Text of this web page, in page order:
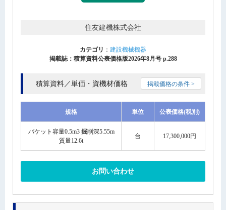
住友建機株式会社
カテゴリ ： 建設機械機器
掲載誌：積算資料公表価格版2026年8月号 p.288
積算資料／単価・資機材価格 掲載価格の条件 >
規格 単位 公表価格(税別)
バケット容量0.5m3 掘削深5.55m
質量12.6t
台 17,300,000円
お問い合わせ